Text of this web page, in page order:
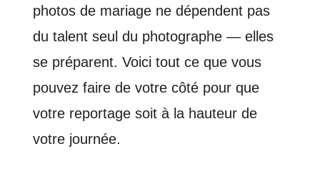
photos de mariage ne dépendent pas
du talent seul du photographe — elles
se préparent. Voici tout ce que vous
pouvez faire de votre côté pour que
votre reportage soit à la hauteur de
votre journée.